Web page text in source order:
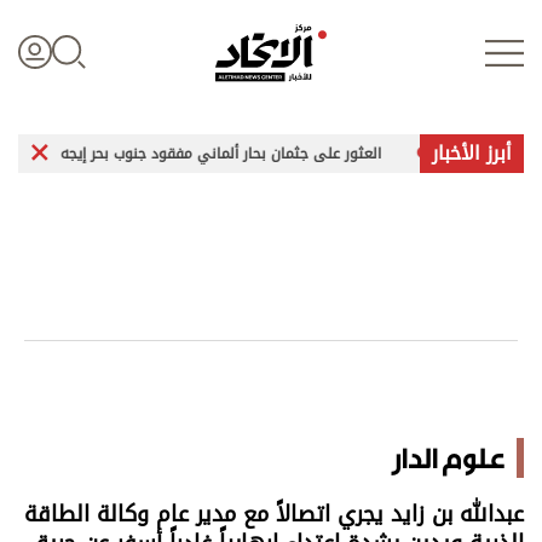
علوم الدار
اقتصاد
الرياضة
أبرز الأخبارالعثور على جثمان بحار ألماني مفقود جنوب بحر إيجه
علوم الدار
عبدالله بن زايد يجري اتصالاً مع مدير عام وكالة الطاقة